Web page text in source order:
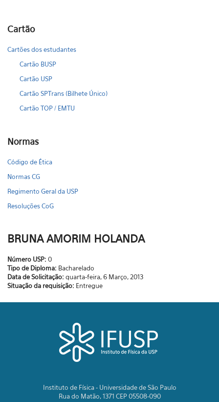
Cartão
Cartões dos estudantes
Cartão BUSP
Cartão USP
Cartão SPTrans (Bilhete Único)
Cartão TOP / EMTU
Normas
Código de Ética
Normas CG
Regimento Geral da USP
Resoluções CoG
BRUNA AMORIM HOLANDA
Número USP: 0
Tipo de Diploma: Bacharelado
Data de Solicitação: quarta-feira, 6 Março, 2013
Situação da requisição: Entregue
Instituto de Física - Universidade de São Paulo
Rua do Matão, 1371 CEP 05508-090